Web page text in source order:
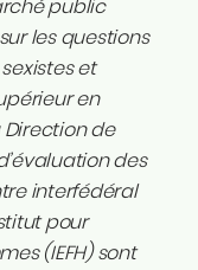
public
les questions
et
en
Direction de
des
interfédéral
pour
(IEFH) sont